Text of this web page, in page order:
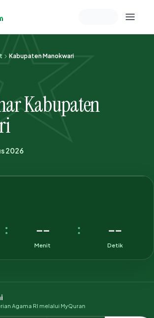
Memeriksa sesi akun
Kabupaten Manokwari
Kabupaten
2026
: --
Menit
: --
Detik
Agama RI melalui MyQuran